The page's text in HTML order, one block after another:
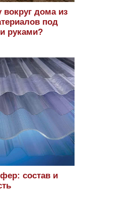
вокруг дома из
под
руками?
состав и